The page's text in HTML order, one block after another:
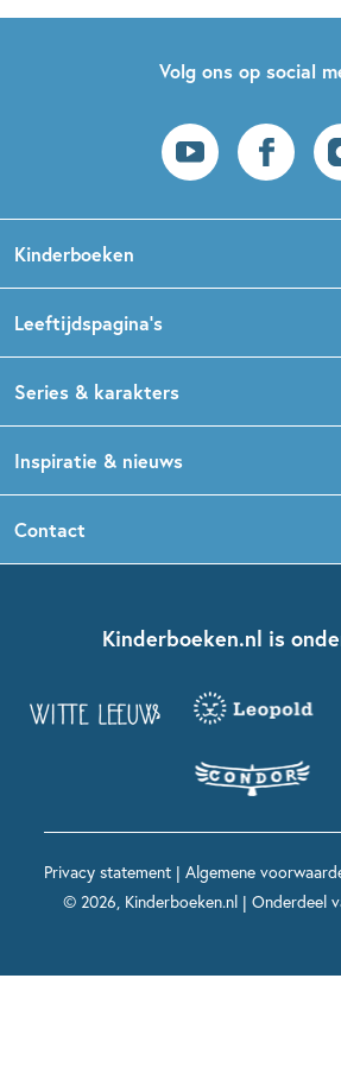
Volg ons op social
Kinderboeken
Prentenboeken
Babyboeken
Sprookjesboeken
Kinderboeken diversiteit
Grappige kinderboeken
Spannende kinderboeken
Leeftijdspagina’s
Boekentips 1,5 - 3 jaar
Boekentips 5 - 7 jaar
Boekentips 12+ jaar
Voor volwassenen
Series & karakters
Dog Man
Spekkie en Sproet
Maxi & Helium
Inspiratie & nieuws
Kinderjury
Voor het onderwijs
Contact
Kinderboeken.nl is
Privacy statement| Algemene
© 2026, Kinderboeken.nl | Onderdeel